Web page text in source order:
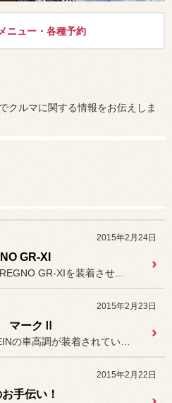
ニュー・各種予約
クルマに関する情報をお伝えしま
2015年2月24日
GR-XI
2015年2月23日
マークⅡ
2015年2月22日
手伝い！